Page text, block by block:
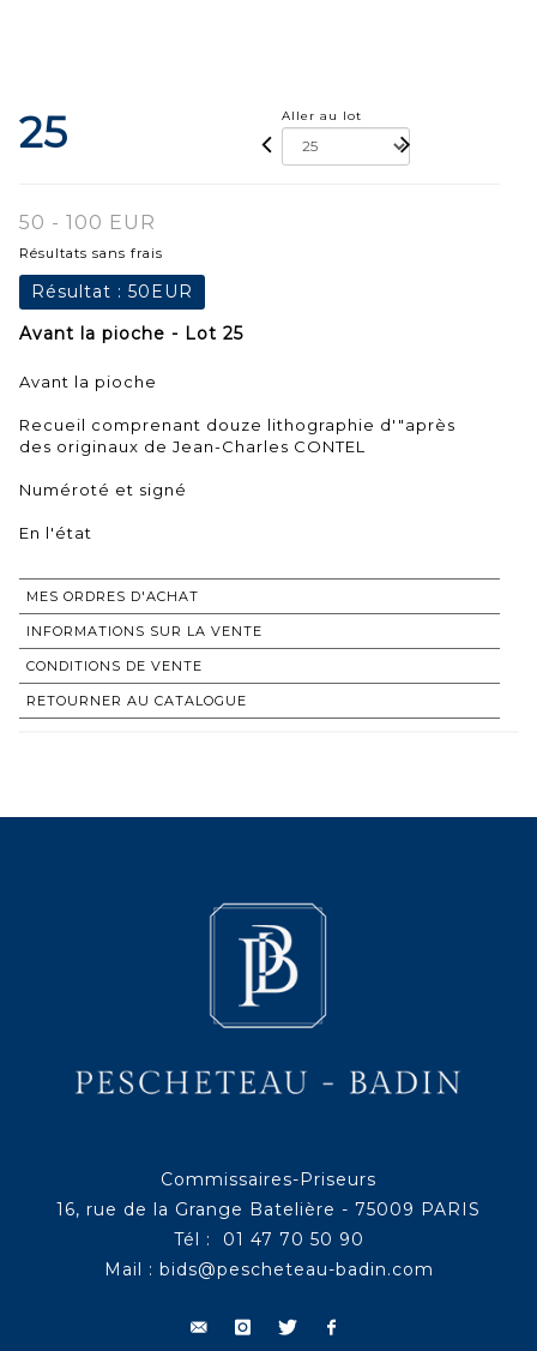
25 Aller au lot
50 - 100 EUR
Résultats sans frais
Résultat : 50EUR
Avant la pioche - Lot 25
Avant la pioche
Recueil comprenant douze lithographie d'"après
des originaux de Jean-Charles CONTEL
Numéroté et signé
En l'état
MES ORDRES D'ACHAT
INFORMATIONS SUR LA VENTE
CONDITIONS DE VENTE
RETOURNER AU CATALOGUE
Commissaires-Priseurs
16, rue de la Grange Batelière - 75009 PARIS
Tél : 01 47 70 50 90
Mail : bids@pescheteau-badin.com